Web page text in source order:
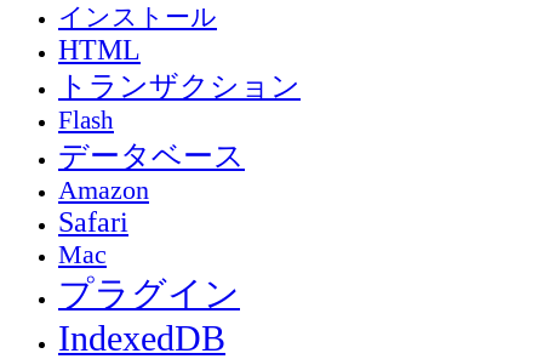
インストール
HTML
トランザクション
Flash
データベース
Amazon
Safari
Mac
プラグイン
IndexedDB